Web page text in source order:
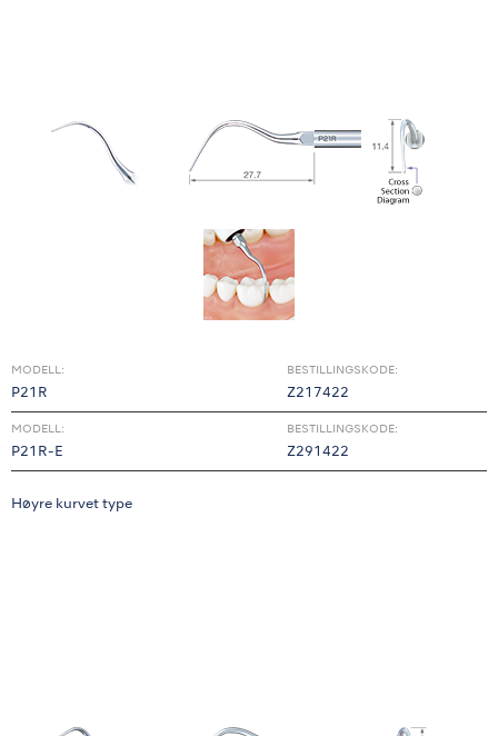
MODELL:
P21R
BESTILLINGSKODE:
Z217422
MODELL:
P21R-E
BESTILLINGSKODE:
Z291422
Høyre kurvet type